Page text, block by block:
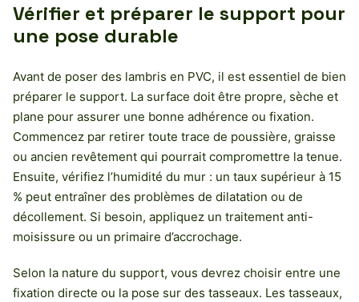
Vérifier et préparer le support pour
une pose durable
Avant de poser des lambris en PVC, il est essentiel de bien
préparer le support. La surface doit être propre, sèche et
plane pour assurer une bonne adhérence ou fixation.
Commencez par retirer toute trace de poussière, graisse
ou ancien revêtement qui pourrait compromettre la tenue.
Ensuite, vérifiez l’humidité du mur : un taux supérieur à 15
% peut entraîner des problèmes de dilatation ou de
décollement. Si besoin, appliquez un traitement anti-
moisissure ou un primaire d’accrochage.
Selon la nature du support, vous devrez choisir entre une
fixation directe ou la pose sur des tasseaux. Les tasseaux,